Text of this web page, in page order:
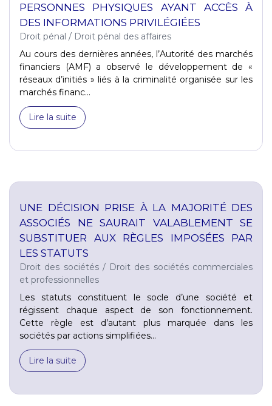
PERSONNES PHYSIQUES AYANT ACCÈS À
DES INFORMATIONS PRIVILÉGIÉES
Droit pénal / Droit pénal des affaires
Au cours des dernières années, l’Autorité des marchés
financiers (AMF) a observé le développement de «
réseaux d’initiés » liés à la criminalité organisée sur les
marchés financ...
Lire la suite
UNE DÉCISION PRISE À LA MAJORITÉ DES
ASSOCIÉS NE SAURAIT VALABLEMENT SE
SUBSTITUER AUX RÈGLES IMPOSÉES PAR
LES STATUTS
Droit des sociétés/ Droit des sociétés commerciales
et professionnelles
Les statuts constituent le socle d’une société et
régissent chaque aspect de son fonctionnement.
Cette règle est d’autant plus marquée dans les
sociétés par actions simplifiées...
Lire la suite